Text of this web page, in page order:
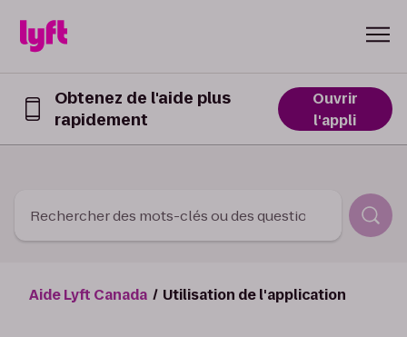
Obtenez de l'aide plus
rapidement
Obtenez
dans
Ouvrir
l'appli
Rechercher des mots-clés ou des questions
Aide Lyft Canada Utilisation de l'application